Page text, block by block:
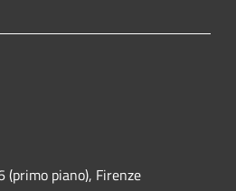
(primo piano), Firenze